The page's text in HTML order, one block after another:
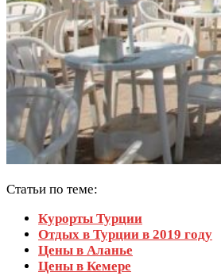
Статьи по теме:
Курорты Турции
Отдых в Турции в 2019 году
Цены в Аланье
Цены в Кемере